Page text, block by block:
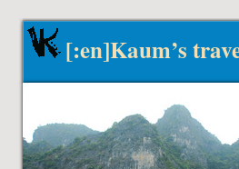
[:en]Kaum’s